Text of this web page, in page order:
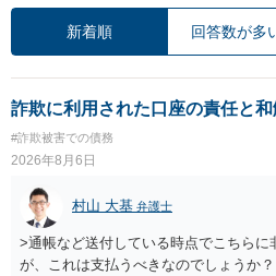
新着順 回答数が多
詐欺に利用された口座の責任と
#詐欺被害での債務
2026年8月6日
村山 大基 弁護士
>通帳など送付している時点でこちらに
が、これは支払うべきなのでしょうか